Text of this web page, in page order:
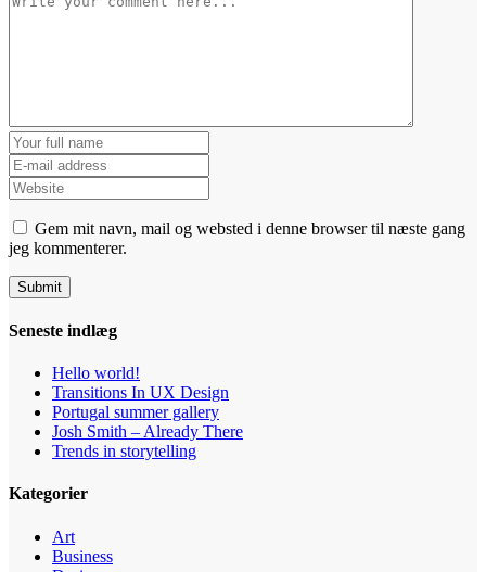
Gem mit navn, mail og websted i denne browser til næste gang
jeg kommenterer.
Seneste indlæg
Hello world!
Transitions In UX Design
Portugal summer gallery
Josh Smith – Already There
Trends in storytelling
Kategorier
Art
Business